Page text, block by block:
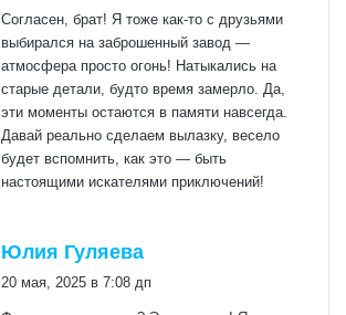
Согласен, брат! Я тоже как-то с друзьями
выбирался на заброшенный завод —
атмосфера просто огонь! Натыкались на
старые детали, будто время замерло. Да,
эти моменты остаются в памяти навсегда.
Давай реально сделаем вылазку, весело
будет вспомнить, как это — быть
настоящими искателями приключений!
Юлия Гуляева
20 мая, 2025 в 7:08 дп